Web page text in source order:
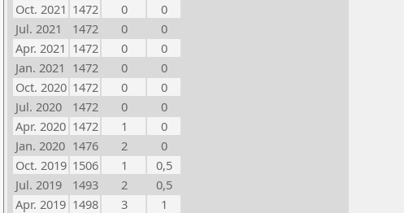
Oct. 2021 1472 0
0
Jul. 2021
1472 0
0
Apr. 2021 1472 0
0
Jan. 2021 1472 0
0
Oct. 2020 1472 0
0
Jul. 2020
1472 0
0
Apr. 2020 1472 1
0
Jan. 2020 1476 2
0
Oct. 2019 1506 1
0,5
Jul. 2019
1493 2
0,5
Apr. 2019 1498 3
1